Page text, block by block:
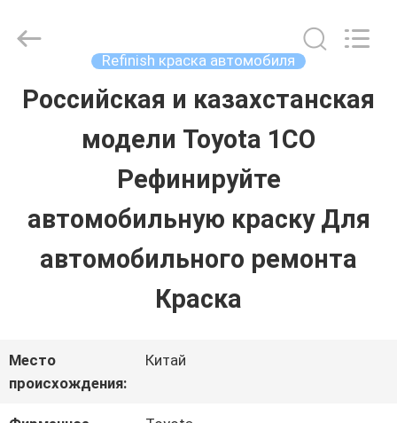
ГЛАВНАЯ
СТРАНИЦА
ПРОДУКЦИЯ
РОЛИКИ
КОМПАНИИ
Chemical
Refinish краска автомобиля
Российская и казахстанская
модели Toyota 1CO
Рефинируйте
автомобильную краску Для
автомобильного ремонта
Краска
Место
происхождения:
Китай